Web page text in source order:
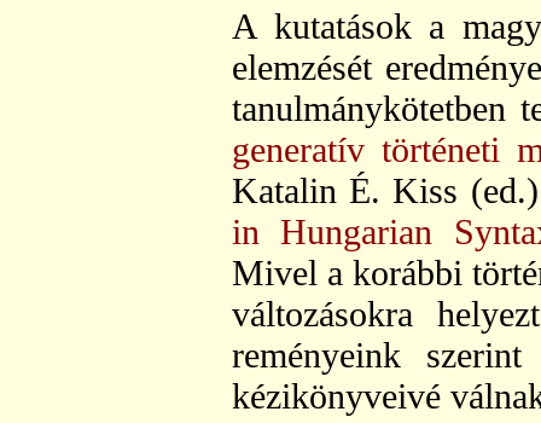
A kutatások a
elemzését
tanulmánykötetben
generatív történeti
Katalin É. Kiss
in Hungarian
Mivel a korábbi
változásokra
reményeink
kézikönyveivé